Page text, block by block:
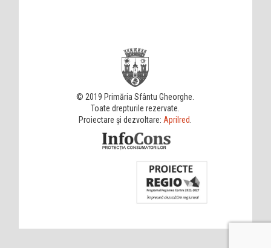
© 2019 Primăria Sfântu Gheorghe.
Toate drepturile rezervate.
Proiectare și dezvoltare: Aprilred